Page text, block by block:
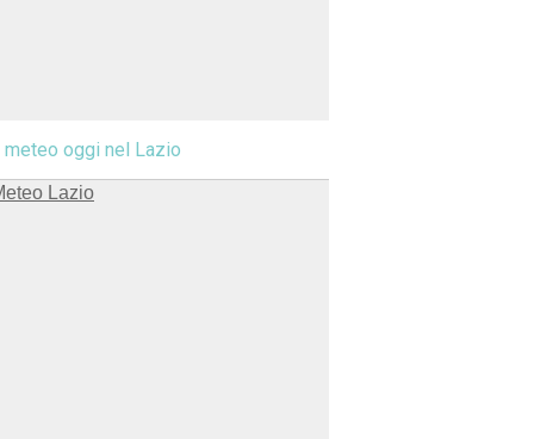
meteo oggi nel Lazio